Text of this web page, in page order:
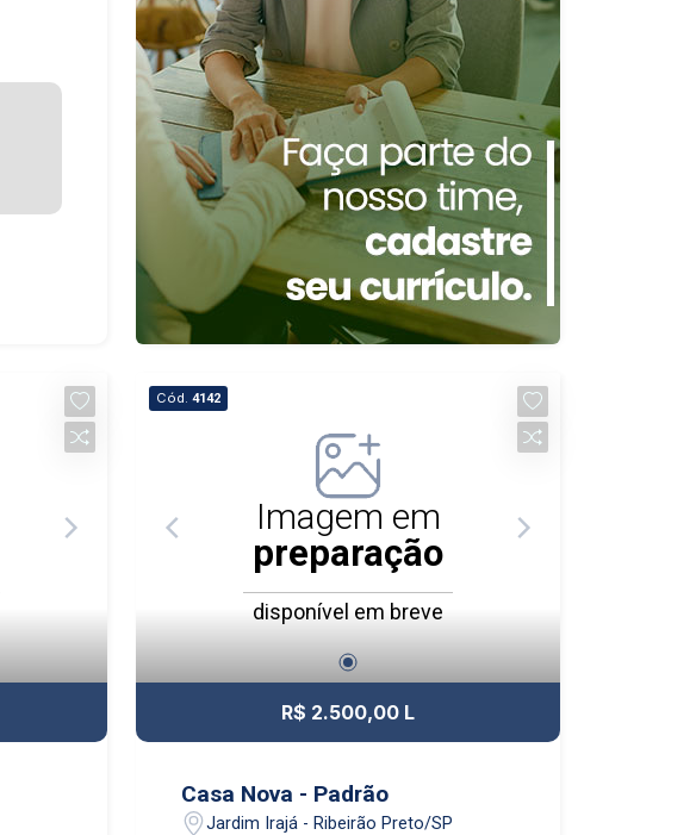
Cód. 4142
Imagem em
preparação
disponível em breve
R$ 2.500,00 L
Casa Nova - Padrão
Jardim Irajá - Ribeirão Preto/SP